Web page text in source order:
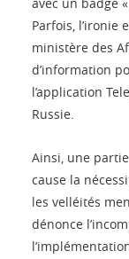
Parfois, l’ironie
ministère des
d’information
l’application
Russie.
Ainsi, une
cause la
les velléités
dénonce